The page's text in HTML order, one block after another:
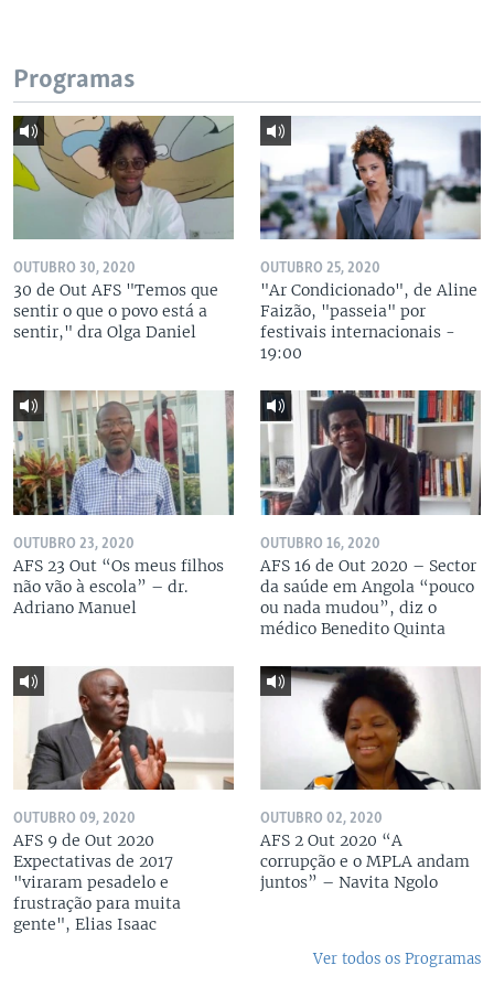
Programas
OUTUBRO 30, 2020
30 de Out AFS "Temos que
sentir o que o povo está a
sentir," dra Olga Daniel
OUTUBRO 25, 2020
"Ar Condicionado", de Aline
Faizão, "passeia" por
festivais internacionais -
19:00
OUTUBRO 23, 2020
AFS 23 Out “Os meus filhos
não vão à escola” – dr.
Adriano Manuel
OUTUBRO 16, 2020
AFS 16 de Out 2020 – Sector
da saúde em Angola “pouco
ou nada mudou”, diz o
médico Benedito Quinta
OUTUBRO 09, 2020
AFS 9 de Out 2020
Expectativas de 2017
"viraram pesadelo e
frustração para muita
gente", Elias Isaac
OUTUBRO 02, 2020
AFS 2 Out 2020 “A
corrupção e o MPLA andam
juntos” – Navita Ngolo
Ver todos os Programas